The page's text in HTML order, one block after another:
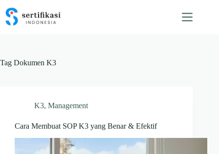
content
Tag Dokumen K3
K3, Management
Cara Membuat SOP K3 yang Benar & Efektif